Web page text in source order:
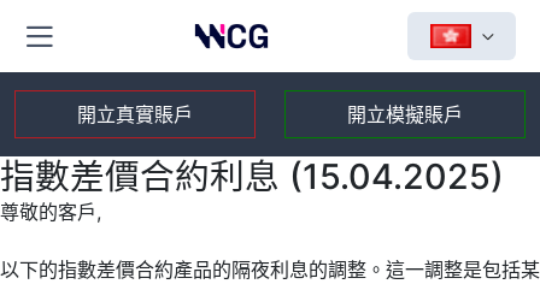
開立真實賬戶 開立模擬賬戶
指數差價合約利息 (15.04.2025)
尊敬的客戶,
以下的指數差價合約產品的隔夜利息的調整。這一調整是包括某